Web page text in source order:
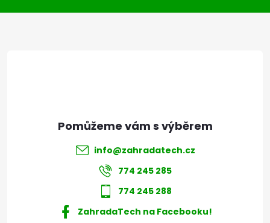
a
info@zahradatech.cz
774 245 285
774 245 288
ZahradaTech na Facebooku!